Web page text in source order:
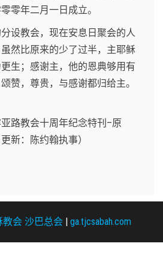
零年二月一日成立。
设教会，现在安息日聚会的人
然比原来的少了过半，主耶稣
生；感谢主，他的恩典够用有
赞，尊贵，与感谢都归给主。
亚路教会十周年纪念特刊–原
新：陈约翰执事）
教会 沙巴总会 | ga.tjcsabah.com